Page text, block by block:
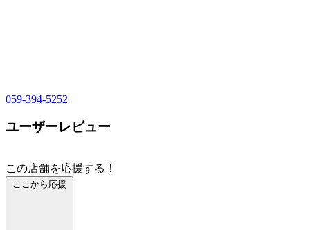
059-394-5252
ユーザーレビュー
この店舗を応援する！
ここから応援